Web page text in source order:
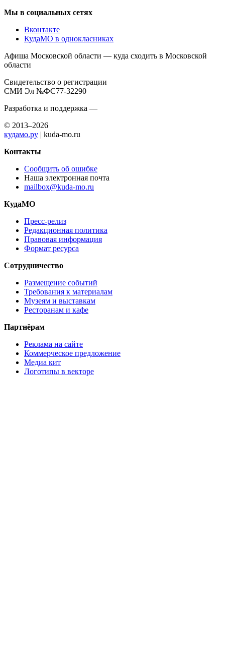
Мы в социальных сетях
Вконтакте
КудаМО в однокласниках
Афиша Московской области — куда сходить в Московской
области
Свидетельство о регистрации
СМИ Эл №ФС77-32290
Разработка и поддержка —
© 2013–2026
кудамо.ру | kuda-mo.ru
Контакты
Сообщить об ошибке
Наша электронная почта
mailbox@kuda-mo.ru
КудаМО
Пресс-релиз
Редакционная политика
Правовая информация
Формат ресурса
Сотрудничество
Размещение событий
Требования к материалам
Музеям и выставкам
Ресторанам и кафе
Партнёрам
Реклама на сайте
Коммерческое предложение
Медиа кит
Логотипы в векторе